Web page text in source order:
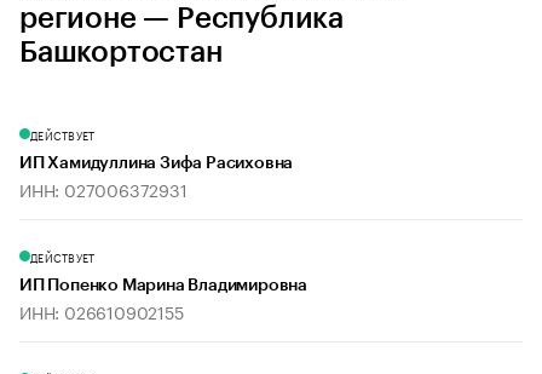
регионе — Республика
Башкортостан
ДЕЙСТВУЕТ
ИП Хамидуллина Зифа Расиховна
ИНН: 027006372931
ДЕЙСТВУЕТ
ИП Попенко Марина Владимировна
ИНН: 026610902155